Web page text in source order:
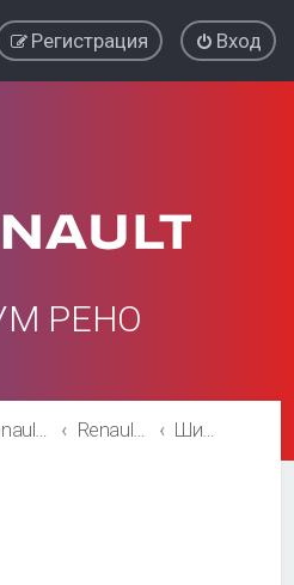
Вход
Регистрация
РЕНО
Renault Megane Renault Megane Шины и диски